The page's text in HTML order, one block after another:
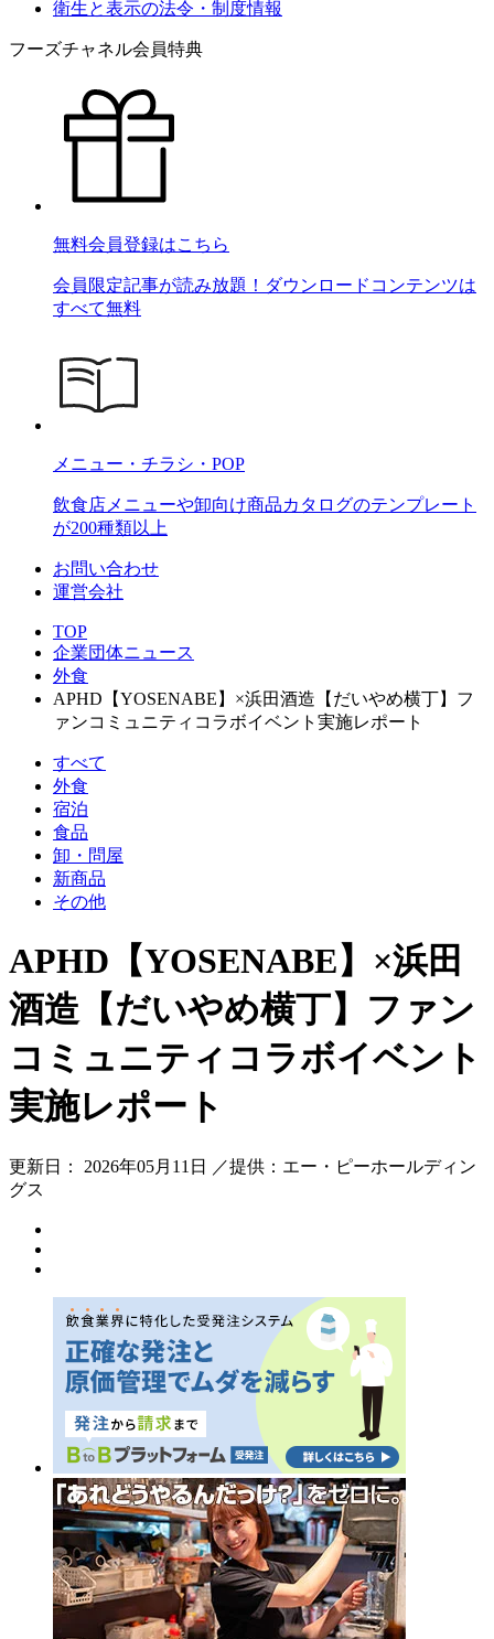
衛生と表示の法令・制度情報
フーズチャネル会員特典
無料会員登録はこちら
会員限定記事が読み放題！ダウンロードコンテンツは
すべて無料
メニュー・チラシ・POP
飲食店メニューや卸向け商品カタログのテンプレート
が200種類以上
お問い合わせ
運営会社
TOP
企業団体ニュース
外食
APHD【YOSENABE】×浜田酒造【だいやめ横丁】フ
ァンコミュニティコラボイベント実施レポート
すべて
外食
宿泊
食品
卸・問屋
新商品
その他
APHD【YOSENABE】×浜田
酒造【だいやめ横丁】ファン
コミュニティコラボイベント
実施レポート
更新日： 2026年05月11日 ／提供：エー・ピーホールディン
グス